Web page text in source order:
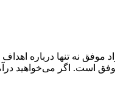
نه تنها درباره
است. اگر می‌خواهید